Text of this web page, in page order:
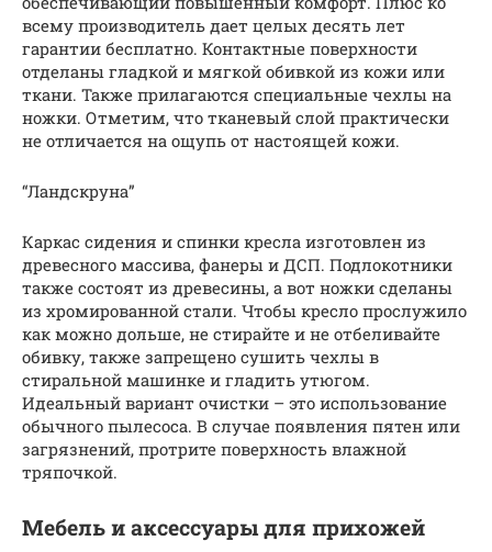
всему производитель дает целых десять лет
гарантии бесплатно. Контактные поверхности
отделаны гладкой и мягкой обивкой из кожи или
ткани. Также прилагаются специальные чехлы на
ножки. Отметим, что тканевый слой практически
не отличается на ощупь от настоящей кожи.
“Ландскруна”
Каркас сидения и спинки кресла изготовлен из
древесного массива, фанеры и ДСП. Подлокотники
также состоят из древесины, а вот ножки сделаны
из хромированной стали. Чтобы кресло прослужило
как можно дольше, не стирайте и не отбеливайте
обивку, также запрещено сушить чехлы в
стиральной машинке и гладить утюгом.
Идеальный вариант очистки – это использование
обычного пылесоса. В случае появления пятен или
загрязнений, протрите поверхность влажной
тряпочкой.
Мебель и аксессуары для прихожей